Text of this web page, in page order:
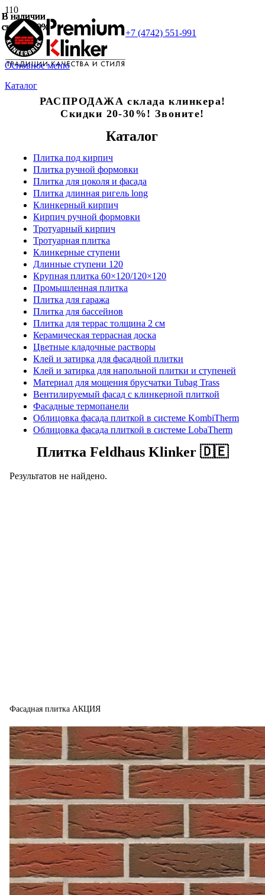
+7 (4742) 551-991
Основное меню
Каталог
РАСПРОДАЖА склада клинкера!
Скидки 20-30%! Звоните!
Каталог
Плитка под кирпич
Плитка ручной формовки
Плитка для цоколя и фасада
Плитка длинная ригель long
Клинкерный кирпич
Кирпич ручной формовки
Тротуарный кирпич
Тротуарная плитка
Клинкерные ступени
Длинные ступени 120
Крупная плитка 60×120/120×120
Промышленная плитка
Плитка для гаража
Плитка для бассейнов
Плитка для террас толщина 2 см
Керамическая террасная доска
Цветные кладочные растворы
Клей и затирка для фасадной плитки
Клей и затирка для напольной плитки и ступеней
Материал для мощения брусчатки Tubag Trass
Вентилируемый фасад с клинкерной плиткой
Фасадные термопанели
Облицовка фасада плиткой в системе KombiTherm
Облицовка фасада плиткой в системе LobaTherm
Плитка Feldhaus Klinker 🇩🇪
Результатов не найдено.
Фасадная плитка АКЦИЯ
В наличии
скидка 20%
В наличии
скидка 20%
В наличии
скидка 20%
В наличии
скидка 20%
В наличии
скидка 20%
В наличии
скидка 20%
В наличии
скидка 20%